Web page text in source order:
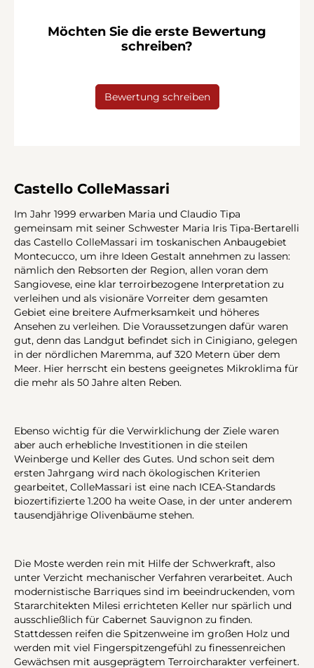
Möchten Sie die erste Bewertung
schreiben?
Bewertung schreiben
Castello ColleMassari
Im Jahr 1999 erwarben Maria und Claudio Tipa
gemeinsam mit seiner Schwester Maria Iris Tipa-Bertarelli
das Castello ColleMassari im toskanischen Anbaugebiet
Montecucco, um ihre Ideen Gestalt annehmen zu lassen:
nämlich den Rebsorten der Region, allen voran dem
Sangiovese, eine klar terroirbezogene Interpretation zu
verleihen und als visionäre Vorreiter dem gesamten
Gebiet eine breitere Aufmerksamkeit und höheres
Ansehen zu verleihen. Die Voraussetzungen dafür waren
gut, denn das Landgut befindet sich in Cinigiano, gelegen
in der nördlichen Maremma, auf 320 Metern über dem
Meer. Hier herrscht ein bestens geeignetes Mikroklima für
die mehr als 50 Jahre alten Reben.
Ebenso wichtig für die Verwirklichung der Ziele waren
aber auch erhebliche Investitionen in die steilen
Weinberge und Keller des Gutes. Und schon seit dem
ersten Jahrgang wird nach ökologischen Kriterien
gearbeitet, ColleMassari ist eine nach ICEA-Standards
biozertifizierte 1.200 ha weite Oase, in der unter anderem
tausendjährige Olivenbäume stehen.
Die Moste werden rein mit Hilfe der Schwerkraft, also
unter Verzicht mechanischer Verfahren verarbeitet. Auch
modernistische Barriques sind im beeindruckenden, vom
Stararchitekten Milesi errichteten Keller nur spärlich und
ausschließlich für Cabernet Sauvignon zu finden.
Stattdessen reifen die Spitzenweine im großen Holz und
werden mit viel Fingerspitzengefühl zu finessenreichen
Gewächsen mit ausgeprägtem Terroircharakter verfeinert.